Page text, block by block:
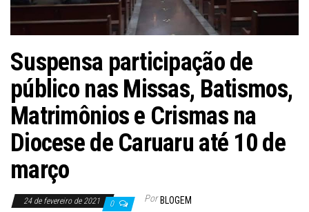
Suspensa participação de
público nas Missas, Batismos,
Matrimônios e Crismas na
Diocese de Caruaru até 10 de
março
24 de fevereiro de 2021 0 Por BLOGEM